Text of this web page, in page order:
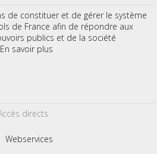
de constituer et de gérer le système
de France afin de répondre aux
publics et de la société
savoir plus
directs
Webservices